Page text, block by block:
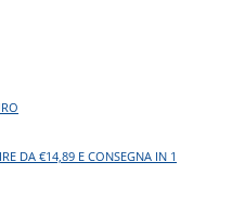
DA €14,89 E CONSEGNA IN 1